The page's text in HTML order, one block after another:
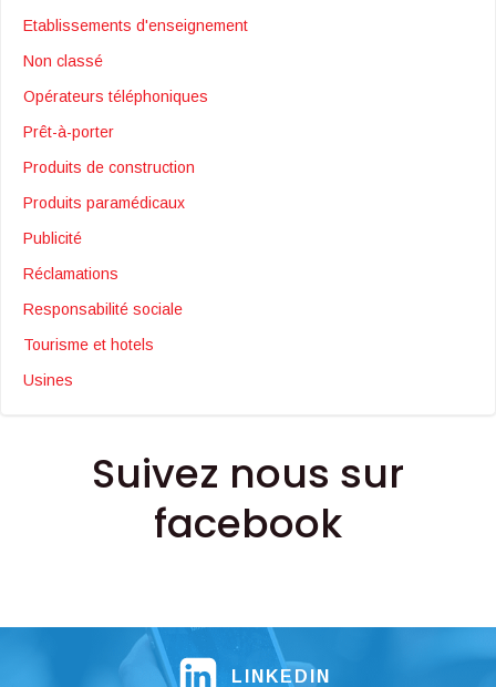
Etablissements d'enseignement
Non classé
Opérateurs téléphoniques
Prêt-à-porter
Produits de construction
Produits paramédicaux
Publicité
Réclamations
Responsabilité sociale
Tourisme et hotels
Usines
Suivez nous sur
facebook
LINKEDIN